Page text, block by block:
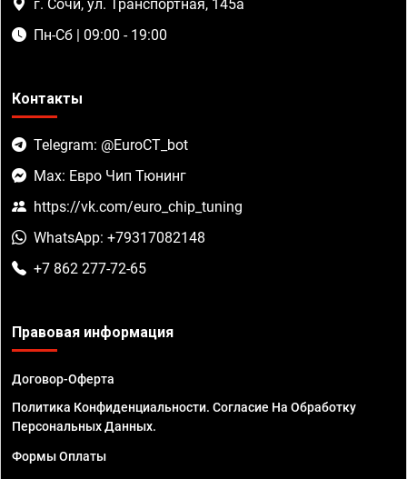
г. Сочи, ул. Транспортная, 145а
Пн-Сб | 09:00 - 19:00
Контакты
Telegram: @EuroCT_bot
Max: Евро Чип Тюнинг
https://vk.com/euro_chip_tuning
WhatsApp: +79317082148
+7 862 277-72-65
Правовая информация
Договор-Оферта
Политика Конфиденциальности. Согласие На Обработку
Персональных Данных.
Формы Оплаты